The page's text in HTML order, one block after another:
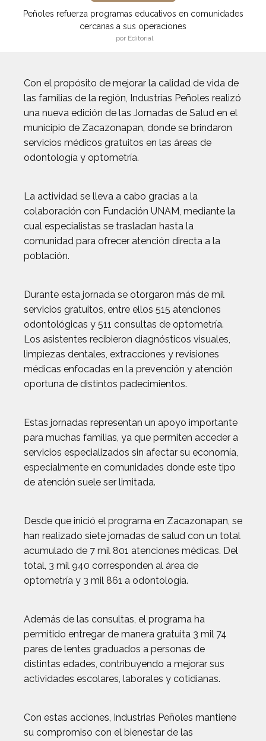
Peñoles refuerza programas educativos en comunidades
cercanas a sus operaciones
por Editorial
Con el propósito de mejorar la calidad de vida de
las familias de la región, Industrias Peñoles realizó
una nueva edición de las Jornadas de Salud en el
municipio de Zacazonapan, donde se brindaron
servicios médicos gratuitos en las áreas de
odontología y optometría.
La actividad se lleva a cabo gracias a la
colaboración con Fundación UNAM, mediante la
cual especialistas se trasladan hasta la
comunidad para ofrecer atención directa a la
población.
Durante esta jornada se otorgaron más de mil
servicios gratuitos, entre ellos 515 atenciones
odontológicas y 511 consultas de optometría.
Los asistentes recibieron diagnósticos visuales,
limpiezas dentales, extracciones y revisiones
médicas enfocadas en la prevención y atención
oportuna de distintos padecimientos.
Estas jornadas representan un apoyo importante
para muchas familias, ya que permiten acceder a
servicios especializados sin afectar su economía,
especialmente en comunidades donde este tipo
de atención suele ser limitada.
Desde que inició el programa en Zacazonapan, se
han realizado siete jornadas de salud con un total
acumulado de 7 mil 801 atenciones médicas. Del
total, 3 mil 940 corresponden al área de
optometría y 3 mil 861 a odontología.
Además de las consultas, el programa ha
permitido entregar de manera gratuita 3 mil 74
pares de lentes graduados a personas de
distintas edades, contribuyendo a mejorar sus
actividades escolares, laborales y cotidianas.
Con estas acciones, Industrias Peñoles mantiene
su compromiso con el bienestar de las